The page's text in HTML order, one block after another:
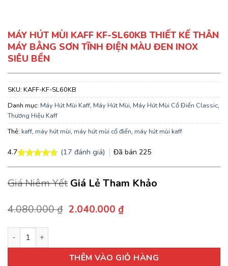
MÁY HÚT MÙI KAFF KF-SL60KB THIẾT KẾ THÂN
MÁY BẰNG SƠN TĨNH ĐIỆN MÀU ĐEN INOX
SIÊU BỀN
SKU: KAFF-KF-SL60KB
Danh mục: Máy Hút Mùi Kaff, Máy Hút Mùi, Máy Hút Mùi Cổ Điển Classic,
Thương Hiệu Kaff
Thẻ: kaff, máy hút mùi, máy hút mùi cổ điển, máy hút mùi kaff
4.7
đánh giá
(17 đánh giá) Đã bán 225
Giá Niêm Yết Giá Lẻ Tham Khảo
4.080.000₫ Giá
2.040.000 ₫Giá
2.040.000 ₫.
Máy hút mùi Kaff KF-SL60KB thiết kế thân máy bằng sơn tĩnh
THÊM VÀO GIỎ HÀNG